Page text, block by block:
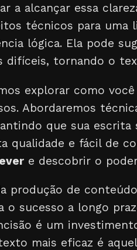
a alcançar essa
técnicos para uma
lógica. Ela pode
difíceis, tornando o
explorar como
Abordaremos
que sua escrita
qualidade e fácil de
e descobrir o
produção de
o sucesso a longo
é um
mais eficaz é